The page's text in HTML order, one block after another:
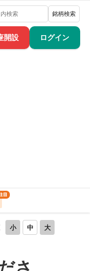
開設 ログイン
銘柄検索